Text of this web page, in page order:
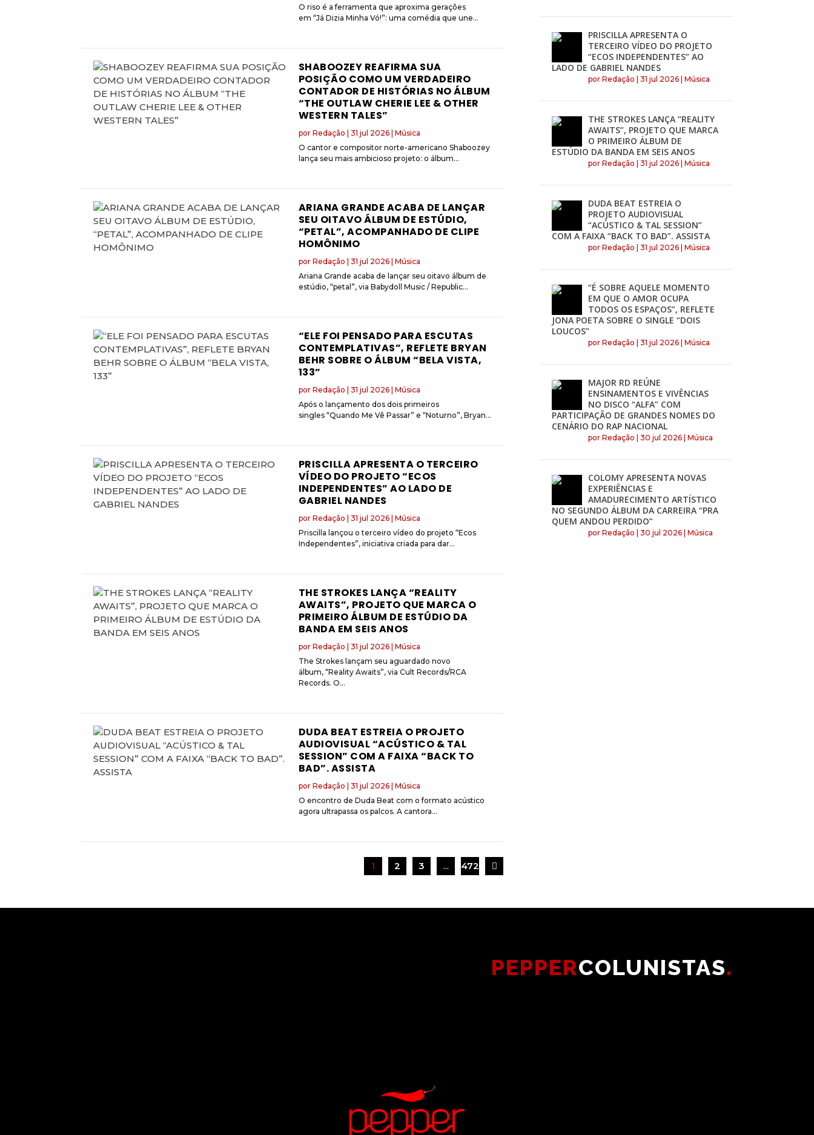
O riso é a ferramenta que aproxima gerações
em “Já Dizia Minha Vó!”: uma comédia que une...
SHABOOZEY REAFIRMA SUA
POSIÇÃO COMO UM VERDADEIRO
CONTADOR DE HISTÓRIAS NO ÁLBUM
“THE OUTLAW CHERIE LEE & OTHER
WESTERN TALES”
por Redação 31 jul 2026| Música
O cantor e compositor norte-americano Shaboozey
lança seu mais ambicioso projeto: o álbum...
ARIANA GRANDE ACABA DE LANÇAR
SEU OITAVO ÁLBUM DE ESTÚDIO,
“PETAL”, ACOMPANHADO DE CLIPE
HOMÔNIMO
por Redação 31 jul 2026| Música
Ariana Grande acaba de lançar seu oitavo álbum de
estúdio, “petal”, via Babydoll Music / Republic...
“ELE FOI PENSADO PARA ESCUTAS
CONTEMPLATIVAS”, REFLETE BRYAN
BEHR SOBRE O ÁLBUM “BELA VISTA,
133”
por Redação 31 jul 2026| Música
Após o lançamento dos dois primeiros
singles “Quando Me Vê Passar” e “Noturno”, Bryan...
PRISCILLA APRESENTA O TERCEIRO
VÍDEO DO PROJETO “ECOS
INDEPENDENTES” AO LADO DE
GABRIEL NANDES
por Redação 31 jul 2026| Música
Priscilla lançou o terceiro vídeo do projeto “Ecos
Independentes”, iniciativa criada para dar...
THE STROKES LANÇA “REALITY
AWAITS”, PROJETO QUE MARCA O
PRIMEIRO ÁLBUM DE ESTÚDIO DA
BANDA EM SEIS ANOS
por Redação 31 jul 2026| Música
The Strokes lançam seu aguardado novo
álbum, “Reality Awaits”, via Cult Records/RCA
Records. O...
DUDA BEAT ESTREIA O PROJETO
AUDIOVISUAL “ACÚSTICO & TAL
SESSION” COM A FAIXA “BACK TO
BAD”. ASSISTA
por Redação 31 jul 2026| Música
O encontro de Duda Beat com o formato acústico
agora ultrapassa os palcos. A cantora...
1 2 3 ... 472
PRISCILLA APRESENTA O
TERCEIRO VÍDEO DO PROJETO
“ECOS INDEPENDENTES” AO
LADO DE GABRIEL NANDES
por Redação 31 jul 2026| Música
THE STROKES LANÇA “REALITY
AWAITS”, PROJETO QUE MARCA
O PRIMEIRO ÁLBUM DE
ESTÚDIO DA BANDA EM SEIS ANOS
por Redação 31 jul 2026| Música
DUDA BEAT ESTREIA O
PROJETO AUDIOVISUAL
“ACÚSTICO & TAL SESSION”
COM A FAIXA “BACK TO BAD”. ASSISTA
por Redação 31 jul 2026| Música
“É SOBRE AQUELE MOMENTO
EM QUE O AMOR OCUPA
TODOS OS ESPAÇOS”, REFLETE
JONA POETA SOBRE O SINGLE “DOIS
LOUCOS”
por Redação 31 jul 2026| Música
MAJOR RD REÚNE
ENSINAMENTOS E VIVÊNCIAS
NO DISCO “ALFA” COM
PARTICIPAÇÃO DE GRANDES NOMES DO
CENÁRIO DO RAP NACIONAL
por Redação 30 jul 2026| Música
COLOMY APRESENTA NOVAS
EXPERIÊNCIAS E
AMADURECIMENTO ARTÍSTICO
NO SEGUNDO ÁLBUM DA CARREIRA “PRA
QUEM ANDOU PERDIDO”
por Redação 30 jul 2026| Música
PEPPERCOLUNISTAS.